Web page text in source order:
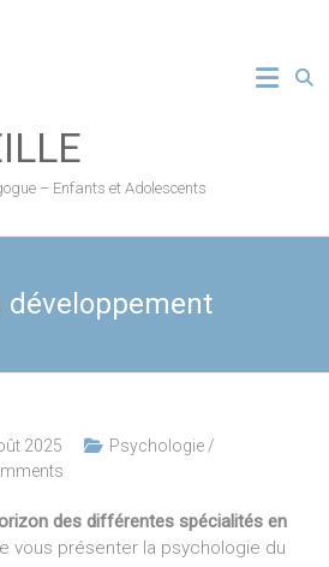
– Enfants et Adolescents
développement
2025
Psychologie /
des différentes spécialités en
vous présenter la psychologie du